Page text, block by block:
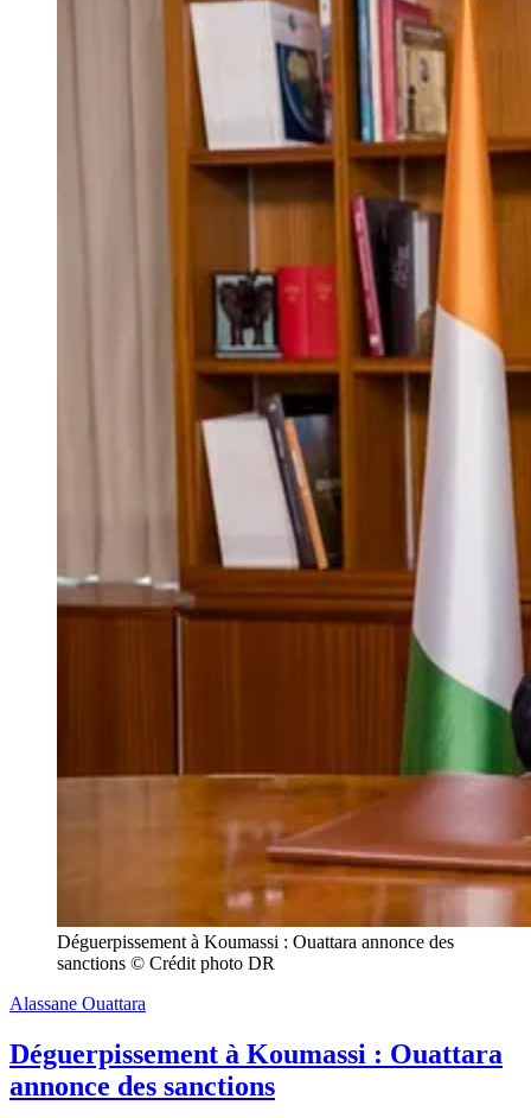
Déguerpissement à Koumassi : Ouattara annonce des
sanctions © Crédit photo DR
Alassane Ouattara
Déguerpissement à Koumassi : Ouattara
annonce des sanctions